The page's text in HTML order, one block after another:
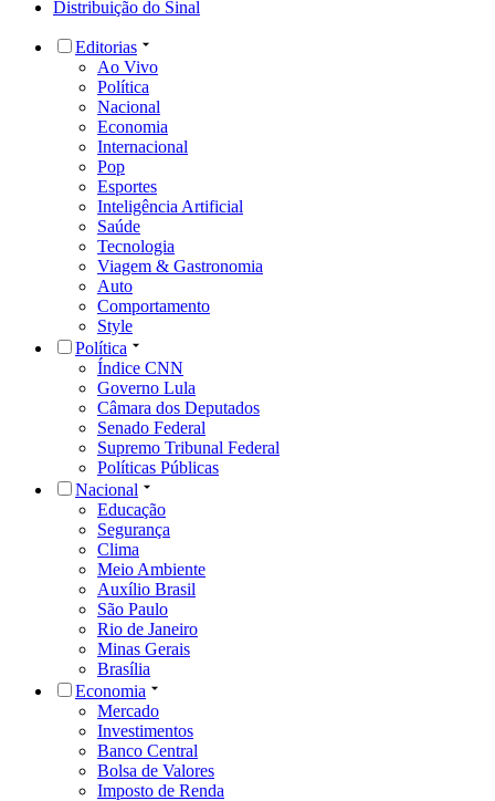
Distribuição do Sinal
Editorias
Ao Vivo
Política
Nacional
Economia
Internacional
Pop
Esportes
Inteligência Artificial
Saúde
Tecnologia
Viagem & Gastronomia
Auto
Comportamento
Style
Política
Índice CNN
Governo Lula
Câmara dos Deputados
Senado Federal
Supremo Tribunal Federal
Políticas Públicas
Nacional
Educação
Segurança
Clima
Meio Ambiente
Auxílio Brasil
São Paulo
Rio de Janeiro
Minas Gerais
Brasília
Economia
Mercado
Investimentos
Banco Central
Bolsa de Valores
Imposto de Renda